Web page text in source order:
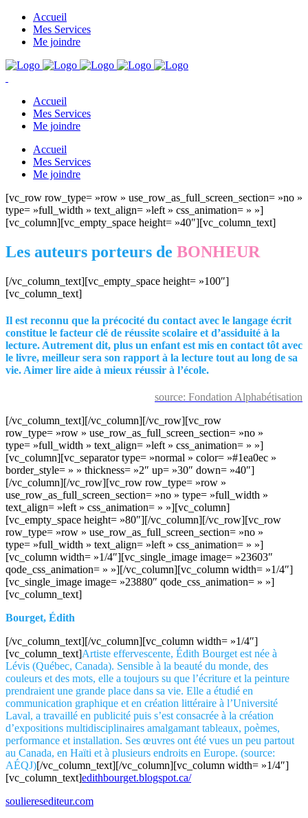
Accueil
Mes Services
Me joindre
Accueil
Mes Services
Me joindre
Accueil
Mes Services
Me joindre
[vc_row row_type= »row » use_row_as_full_screen_section= »no »
type= »full_width » text_align= »left » css_animation= » »]
[vc_column][vc_empty_space height= »40″][vc_column_text]
Les auteurs porteurs de BONHEUR
[/vc_column_text][vc_empty_space height= »100″]
[vc_column_text]
Il est reconnu que la précocité du contact avec le langage écrit
constitue le facteur clé de réussite scolaire et d’assiduité à la
lecture. Autrement dit, plus un enfant est mis en contact tôt avec
le livre, meilleur sera son rapport à la lecture tout au long de sa
vie. Aimer lire aide à mieux réussir à l’école.
source: Fondation Alphabétisation
[/vc_column_text][/vc_column][/vc_row][vc_row
row_type= »row » use_row_as_full_screen_section= »no »
type= »full_width » text_align= »left » css_animation= » »]
[vc_column][vc_separator type= »normal » color= »#1ea0ec »
border_style= » » thickness= »2″ up= »30″ down= »40″]
[/vc_column][/vc_row][vc_row row_type= »row »
use_row_as_full_screen_section= »no » type= »full_width »
text_align= »left » css_animation= » »][vc_column]
[vc_empty_space height= »80″][/vc_column][/vc_row][vc_row
row_type= »row » use_row_as_full_screen_section= »no »
type= »full_width » text_align= »left » css_animation= » »]
[vc_column width= »1/4″][vc_single_image image= »23603″
qode_css_animation= » »][/vc_column][vc_column width= »1/4″]
[vc_single_image image= »23880″ qode_css_animation= » »]
[vc_column_text]
Bourget, Édith
[/vc_column_text][/vc_column][vc_column width= »1/4″]
[vc_column_text]Artiste effervescente, Édith Bourget est née à
Lévis (Québec, Canada). Sensible à la beauté du monde, des
couleurs et des mots, elle a toujours su que l’écriture et la peinture
prendraient une grande place dans sa vie. Elle a étudié en
communication graphique et en création littéraire à l’Université
Laval, a travaillé en publicité puis s’est consacrée à la création
d’expositions multidisciplinaires amalgamant tableaux, poèmes,
performance et installation. Ses œuvres ont été vues un peu partout
au Canada, en Haïti et à plusieurs endroits en Europe. (source:
AÉQJ)[/vc_column_text][/vc_column][vc_column width= »1/4″]
[vc_column_text]edithbourget.blogspot.ca/
soulieresediteur.com